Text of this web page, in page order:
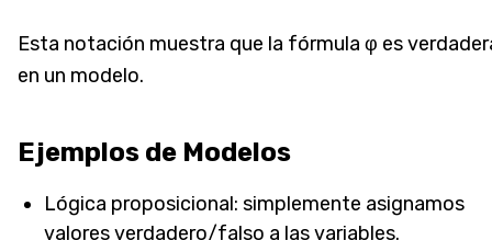
Esta notación muestra que la fórmula φ es
en un modelo.
Ejemplos de Modelos
Lógica proposicional: simplemente asignamos
valores verdadero/falso a las variables.